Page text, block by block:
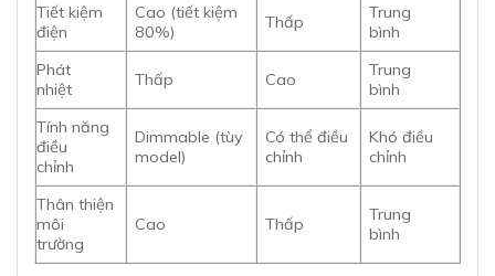
Tiết kiệm
điện
Cao (tiết kiệm
80%)
Thấp
Trung
bình
Phát
nhiệt
Thấp Cao
Trung
bình
Tính năng
điều
chỉnh
Dimmable (tùy
model)
Có thể điều
chỉnh
Khó điều
chỉnh
Thân thiện
môi
trường
Cao Thấp
Trung
bình